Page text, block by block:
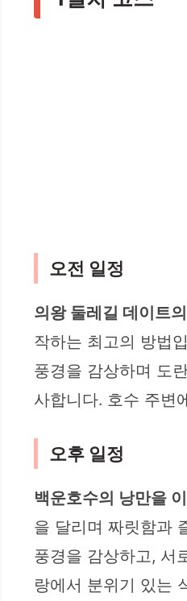
오전 일정
의왕 둘레길 데이트
작하는 최고의 방법
풍경을 감상하며 도
사합니다. 호수 주변
오후 일정
백운호수의 낭만을
을 달리며 짜릿함과
풍경을 감상하고, 서
랑에서 분위기 있는